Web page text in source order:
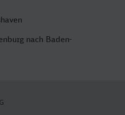
nach Baden-